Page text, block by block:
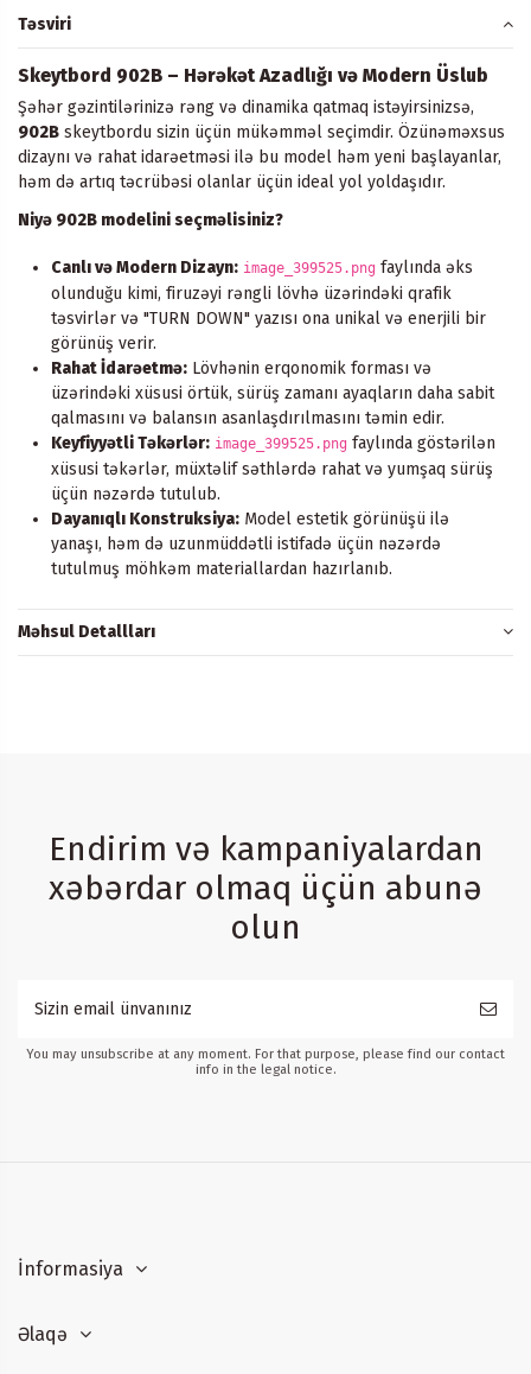
Təsviri
Skeytbord 902B – Hərəkət Azadlığı və Modern Üslub
Şəhər gəzintilərinizə rəng və dinamika qatmaq istəyirsinizsə,
902B skeytbordu sizin üçün mükəmməl seçimdir. Özünəməxsus
dizaynı və rahat idarəetməsi ilə bu model həm yeni başlayanlar,
həm də artıq təcrübəsi olanlar üçün ideal yol yoldaşıdır.
Niyə 902B modelini seçməlisiniz?
Canlı və Modern Dizayn: image_399525.png faylında əks
olunduğu kimi, firuzəyi rəngli lövhə üzərindəki qrafik
təsvirlər və "TURN DOWN" yazısı ona unikal və enerjili bir
görünüş verir.
Rahat İdarəetmə: Lövhənin erqonomik forması və
üzərindəki xüsusi örtük, sürüş zamanı ayaqların daha sabit
qalmasını və balansın asanlaşdırılmasını təmin edir.
Keyfiyyətli Təkərlər: image_399525.png faylında göstərilən
xüsusi təkərlər, müxtəlif səthlərdə rahat və yumşaq sürüş
üçün nəzərdə tutulub.
Dayanıqlı Konstruksiya: Model estetik görünüşü ilə
yanaşı, həm də uzunmüddətli istifadə üçün nəzərdə
tutulmuş möhkəm materiallardan hazırlanıb.
Məhsul Detallları
Endirim və kampaniyalardan
xəbərdar olmaq üçün abunə
olun
You may unsubscribe at any moment. For that purpose, please find our contact
info in the legal notice.
İnformasiya
Əlaqə